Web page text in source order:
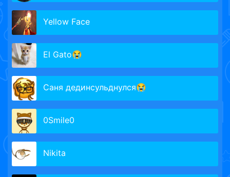
Yellow Face
El Gato😭
Саня дединсульднулся😭
0Smile0
Nikita